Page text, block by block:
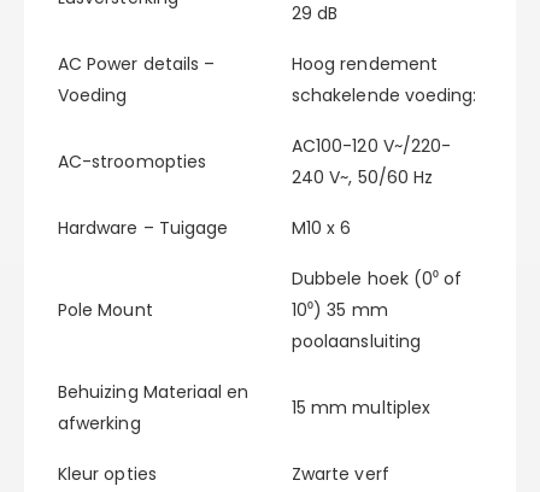
29 dB
AC Power details –
Voeding
Hoog rendement
schakelende voeding:
AC-stroomopties
AC100-120 V~/220-
240 V~, 50/60 Hz
Hardware – Tuigage M10 x 6
Pole Mount
Dubbele hoek (0⁰ of
10⁰) 35 mm
poolaansluiting
Behuizing Materiaal en
afwerking
15 mm multiplex
Kleur opties Zwarte verf